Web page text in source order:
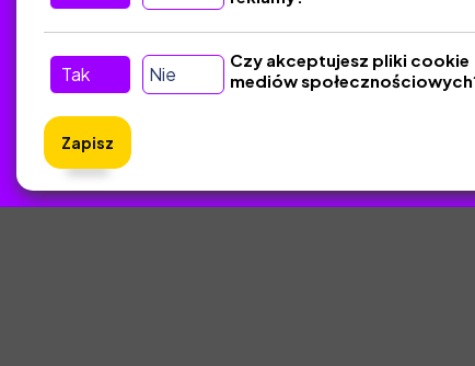
Tak Nie
Czy akceptujesz pliki cookie
mediów
Zapisz